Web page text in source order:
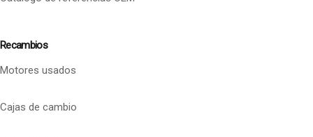
Recambios
Motores usados
Cajas de cambio